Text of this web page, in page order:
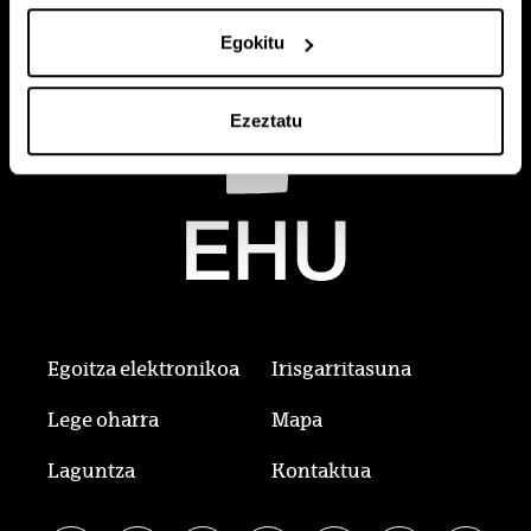
Egokitu
Ezeztatu
Egoitza elektronikoa Irisgarritasuna
Lege oharra Mapa
Laguntza Kontaktua